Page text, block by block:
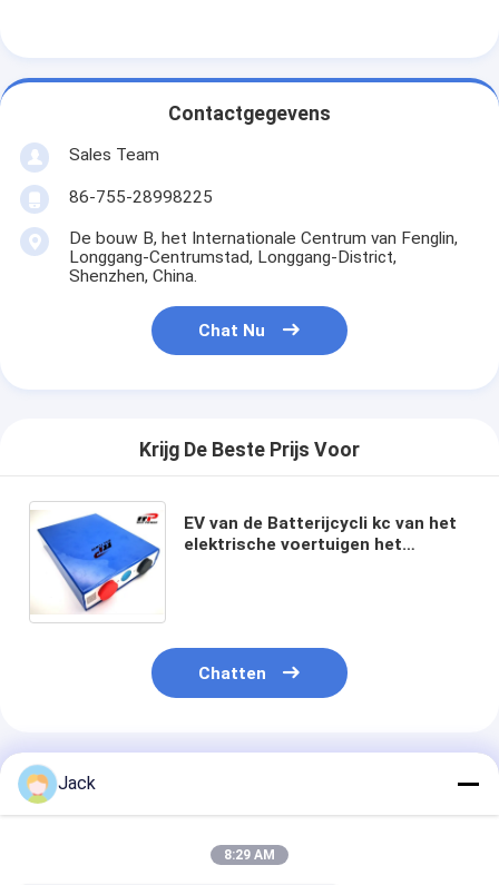
Contactgegevens
Sales Team
86-755-28998225
De bouw B, het Internationale Centrum van Fenglin,
Longgang-Centrumstad, Longgang-District,
Shenzhen, China.
Chat Nu
Krijg De Beste Prijs Voor
EV van de Batterijcycli kc van het
elektrische voertuigen het
Chatten
Geadviseerde Producten
Jack
8:29 AM